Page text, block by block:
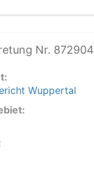
Nr. 872904
Wuppertal